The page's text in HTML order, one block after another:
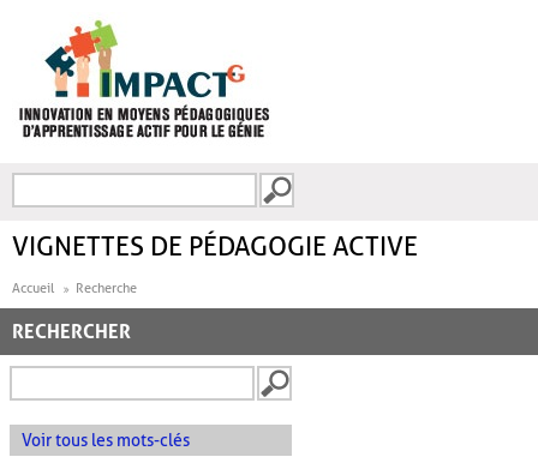
FORMULAIRE DE
VIGNETTES DE PÉDAGOGIE ACTIVE
Accueil Recherche
RECHERCHER
Voir tous les mots-clés